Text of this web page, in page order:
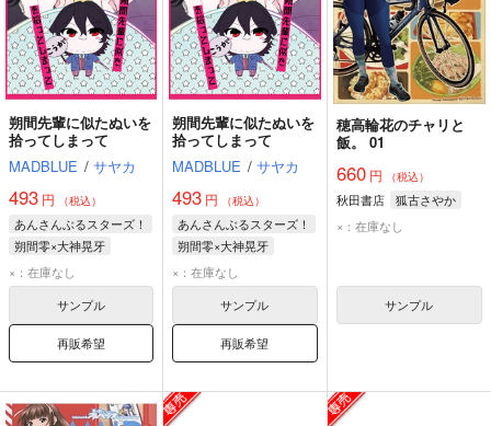
朔間先輩に似たぬいを
拾ってしまって
MADBLUE / サヤカ
493 円 （税込）
あんさんぶるスターズ！
朔間零×大神晃牙
朔間零
大神晃牙
×：在庫なし
サンプル
再販希望
朔間先輩に似たぬいを
拾ってしまって
MADBLUE / サヤカ
493 円 （税込）
あんさんぶるスターズ！
朔間零×大神晃牙
朔間零
大神晃牙
×：在庫なし
サンプル
再販希望
穂高輪花のチャリと
飯。 01
660円 （税込）
秋田書店
狐古さやか
×：在庫なし
サンプル